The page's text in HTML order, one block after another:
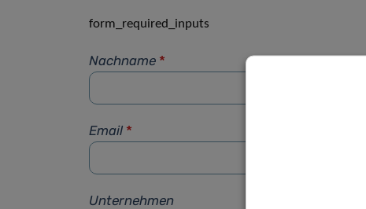
form_required_inputs
Nachname *
Email *
Unternehmen